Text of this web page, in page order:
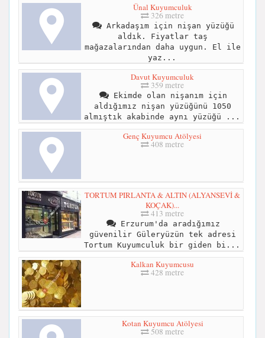
Ünal Kuyumculuk
326 metre
Arkadaşım için nişan yüzüğü
aldık. Fiyatlar taş
mağazalarından daha uygun. El ile
yaz...
Davut Kuyumculuk
359 metre
Ekimde olan nişanım için
aldığımız nişan yüzüğünü 1050
almıştık akabinde aynı yüzüğü ...
Genç Kuyumcu Atölyesi
408 metre
TORTUM PIRLANTA & ALTIN (ALYANSEVİ &
KOÇAK)...
413 metre
Erzurum'da aradığımız
güvenilir Güleryüzün tek adresi
Tortum Kuyumculuk bir giden bi...
Kalkan Kuyumcusu
428 metre
Kotan Kuyumcu Atölyesi
508 metre